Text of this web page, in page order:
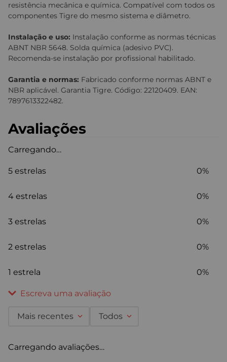
resistência mecânica e química. Compatível com todos os
componentes Tigre do mesmo sistema e diâmetro.
Instalação e uso: Instalação conforme as normas técnicas
ABNT NBR 5648. Solda química (adesivo PVC).
Recomenda-se instalação por profissional habilitado.
Garantia e normas: Fabricado conforme normas ABNT e
NBR aplicável. Garantia Tigre. Código: 22120409. EAN:
7897613322482.
Avaliações
Carregando…
5 estrelas 0%
4 estrelas 0%
3 estrelas 0%
2 estrelas 0%
1 estrela 0%
Escreva uma avaliação
Título
Mais recentes Todos
Carregando avaliações…